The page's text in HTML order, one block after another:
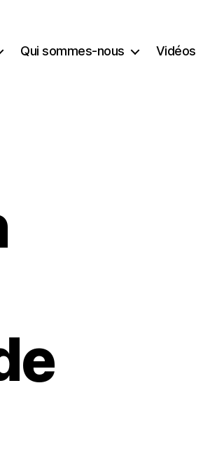
Qui sommes-nous Vidéos